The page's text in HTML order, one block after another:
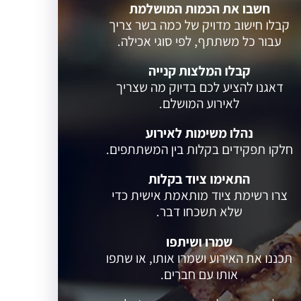
חשבו את הכמות המושלמת
קבלו חישוב מדויק של כמה בשר צריך
עבור כל משתתף, לפי סוגי אכילה.
קבלו המלצות קנייה
דאגנו להציע לכם בדיוק מה שצריך
לאירוע המושלם.
נהלו משימות לאירוע
חלקו תפקידים בקלות בין המשתתפים.
התאימו ציוד בקלות
צרו רשימת ציוד מותאמת אישית כדי
שלא תשכחו דבר.
שמרו ושיתפו
תכננו את האירוע ושמרו אותו, או שתפו
אותו עם חברים.